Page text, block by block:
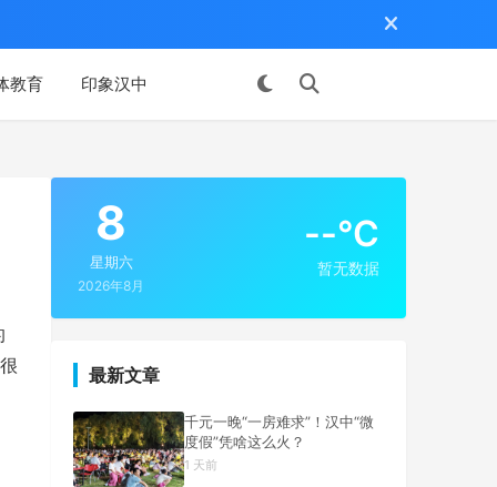
教育 印象汉中
8
星期六
2026年8月
--°C
暂无数据
最新文章
千元一晚“一房难求”！汉中“微
度假”凭啥这么火？
1 天前